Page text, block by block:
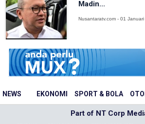
NEWS EKONOMI SPORT & BOLA
Madin...
Nusantaratv.com - 01
Part of NT Corp